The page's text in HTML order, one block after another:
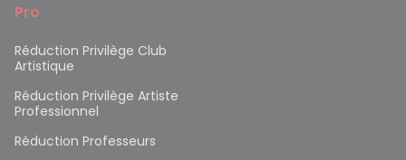
Pro
Réduction Privilège Club
Artistique
Réduction Privilège Artiste
Professionnel
Réduction Professeurs